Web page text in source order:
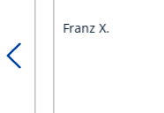
MITTELFRANKEN
Franz X.